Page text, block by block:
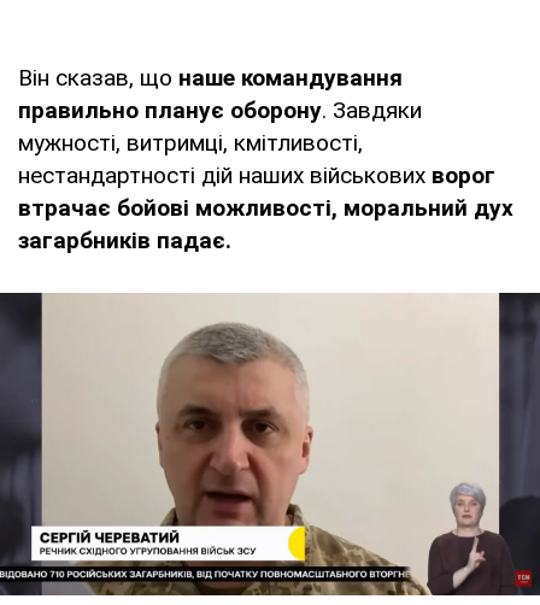
Він сказав, що наше командування
правильно планує оборону. Завдяки
мужності, витримці, кмітливості,
нестандартності дій наших військових ворог
втрачає бойові можливості, моральний дух
загарбників падає.